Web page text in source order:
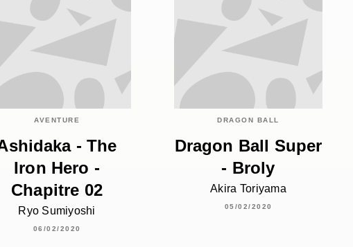
AVENTURE
- The
Iron Hero -
Chapitre 02
Ryo Sumiyoshi
06/02/2020
DRAGON BALL
Dragon Ball Super
- Broly
Akira Toriyama
05/02/2020